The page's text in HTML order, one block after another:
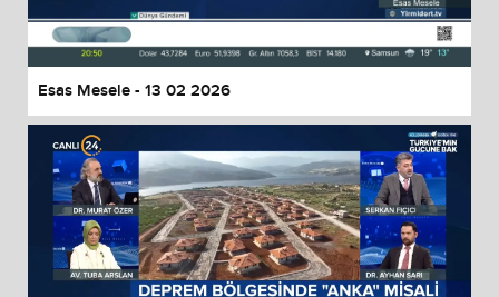
Esas Mesele - 13 02 2026